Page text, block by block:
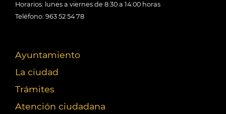
Horarios: lunes a viernes de 8:30 a 14:00 horas
Teléfono: 963 52 54 78
Ayuntamiento
La ciudad
Trámites
Atención ciudadana